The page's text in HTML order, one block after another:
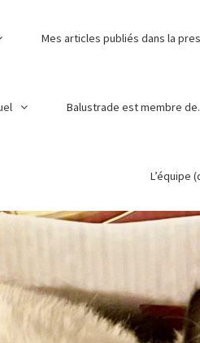
Mes articles publiés dans la
Balustrade est membre
L’équipe